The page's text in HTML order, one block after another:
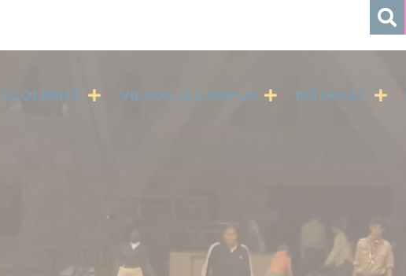
SCOLARITÉ VIE SUR LE CAMPUS INTERNAT